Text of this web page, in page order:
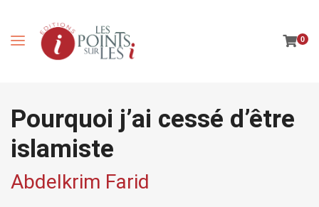
0
Pourquoi j’ai cessé d’être
islamiste
Abdelkrim Farid